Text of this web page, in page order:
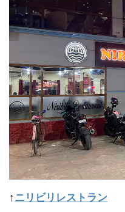
↑ニリビリレストラン